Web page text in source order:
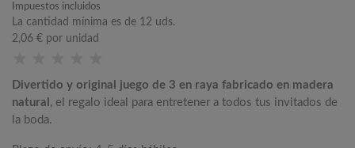
Impuestos incluidos
La cantidad mínima es de 12 uds.
2,06 € por unidad
Divertido y original juego de 3 en raya fabricado en madera
natural , el regalo ideal para entretener a todos tus invitados de
la boda.